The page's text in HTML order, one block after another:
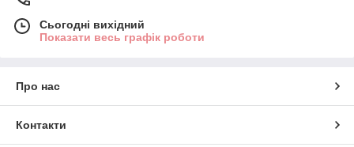
Сьогодні вихідний
Показати весь графік роботи
Про нас
Контакти